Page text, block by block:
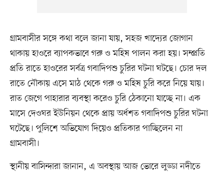
গ্রামবাসীর সঙ্গে কথা বলে জানা যায়, সহজ খাদ্যের জোগান
থাকায় হাওরে ব্যাপকভাবে গরু ও মহিষ পালন করা হয়। সম্প্রতি
প্রতি রাতে হাওরের সর্বত্র গবাদিপশু চুরির ঘটনা ঘটছে। চোর দল
রাতে নৌকায় এসে মাঠ থেকে গরু ও মহিষ চুরি করে নিয়ে যায়।
রাত জেগে পাহারার ব্যবস্থা করেও চুরি ঠেকানো যাচ্ছে না। এক
মাসে দেওঘর ইউনিয়ন থেকে প্রায় অর্ধশত গবাদিপশু চুরির ঘটনা
ঘটেছে। পুলিশে অভিযোগ দিয়েও প্রতিকার পাচ্ছিলেন না
গ্রামবাসী।
স্থানীয় বাসিন্দারা জানান, এ অবস্থায় আজ ভোরে লুড্ডা নদীতে